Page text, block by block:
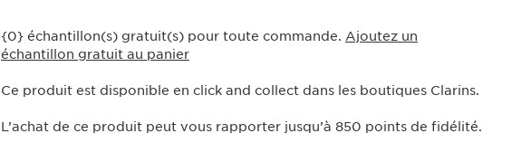
{0} échantillon(s) gratuit(s) pour toute commande. Ajoutez un
échantillon gratuit au panier
Ce produit est disponible en click and collect dans les boutiques Clarins.
L’achat de ce produit peut vous rapporter jusqu’à 850 points de fidélité.